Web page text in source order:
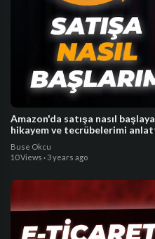
Amazon'da satışa nasıl
hikayem ve tecrübelerimi
Buse Okcu
10 Views · 3 years ago